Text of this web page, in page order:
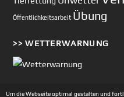
Öffentlichkeitsarbeit Übung
>> WETTERWARNUNG
Um die Webseite optimal gestalten und